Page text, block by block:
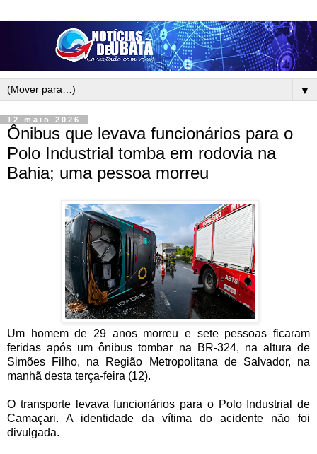
▼
12 maio 2026
Ônibus que levava funcionários para o
Polo Industrial tomba em rodovia na
Bahia; uma pessoa morreu
Um homem de 29 anos morreu e sete pessoas ficaram
feridas após um ônibus tombar na BR-324, na altura de
Simões Filho, na Região Metropolitana de Salvador, na
manhã desta terça-feira (12).
O transporte levava funcionários para o Polo Industrial de
Camaçari. A identidade da vítima do acidente não foi
divulgada.